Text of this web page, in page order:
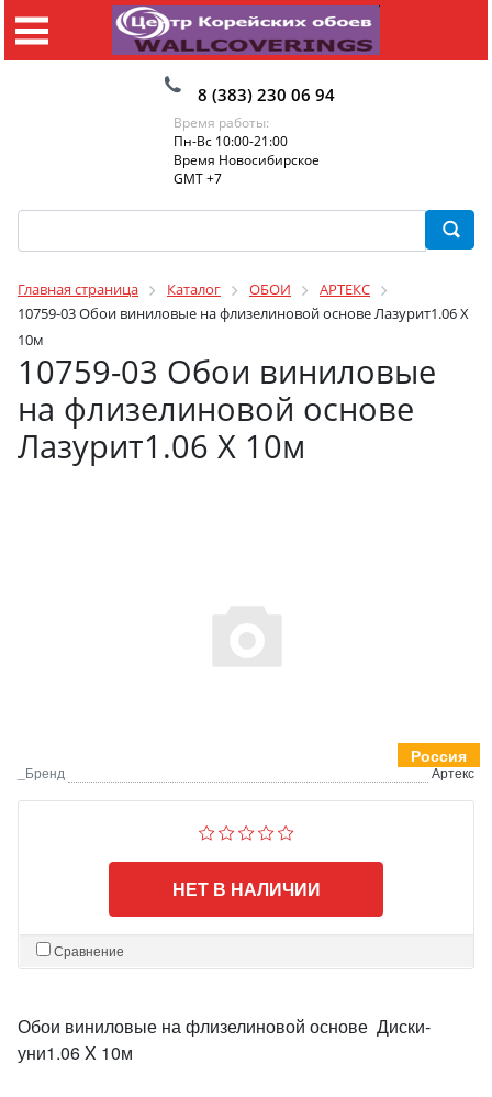
8 (383) 230 06 94
Время работы:
Пн-Вс 10:00-21:00
Время Новосибирское
GMT +7
Главная страница Каталог ОБОИ
АРТЕКС
10759-03 Обои виниловые на флизелиновой основе Лазурит1.06 X
10м
10759-03 Обои виниловые
на флизелиновой основе
Лазурит1.06 X 10м
Россия
_Бренд Артекс
НЕТ В НАЛИЧИИ
Сравнение
Обои виниловые на флизелиновой основе Диски-
уни1.06 X 10м